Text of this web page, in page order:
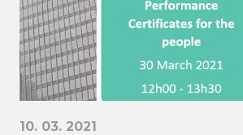
10. 03. 2021